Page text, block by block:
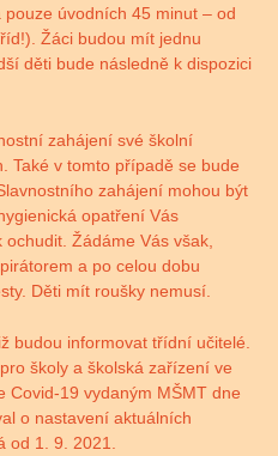
úvodních 45 minut – od
Žáci budou mít jednu
děti bude následně k dispozici
zahájení své školní
Také v tomto případě se bude
zahájení mohou být
opatření Vás
Žádáme Vás však,
a po celou dobu
Děti mít roušky nemusí.
budou informovat třídní učitelé.
školy a školská zařízení ve
Covid-19 vydaným MŠMT dne
o nastavení aktuálních
od 1. 9. 2021.